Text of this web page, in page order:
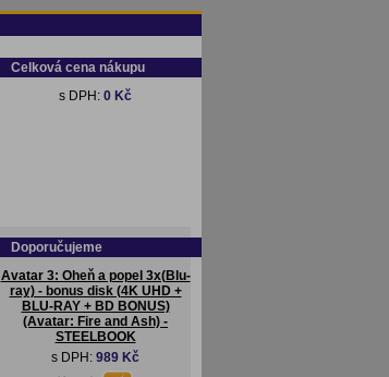
Celková cena nákupu
s DPH: 0 Kč
Doporučujeme
Avatar 3: Oheň a popel 3x(Blu-
ray) - bonus disk (4K UHD +
BLU-RAY + BD BONUS)
(Avatar: Fire and Ash) -
STEELBOOK
s DPH: 989 Kč